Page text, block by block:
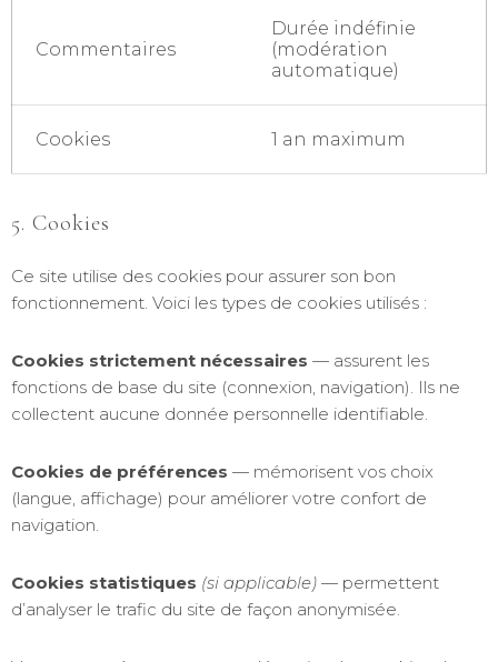
Commentaires
Durée indéfinie
(modération
automatique)
Cookies 1 an maximum
5. Cookies
Ce site utilise des cookies pour assurer son bon
fonctionnement. Voici les types de cookies utilisés :
Cookies strictement nécessaires — assurent les
fonctions de base du site (connexion, navigation). Ils ne
collectent aucune donnée personnelle identifiable.
Cookies de préférences — mémorisent vos choix
(langue, affichage) pour améliorer votre confort de
navigation.
Cookies statistiques (si applicable) — permettent
d’analyser le trafic du site de façon anonymisée.